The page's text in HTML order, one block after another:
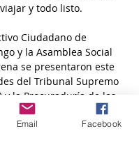
Email Facebook